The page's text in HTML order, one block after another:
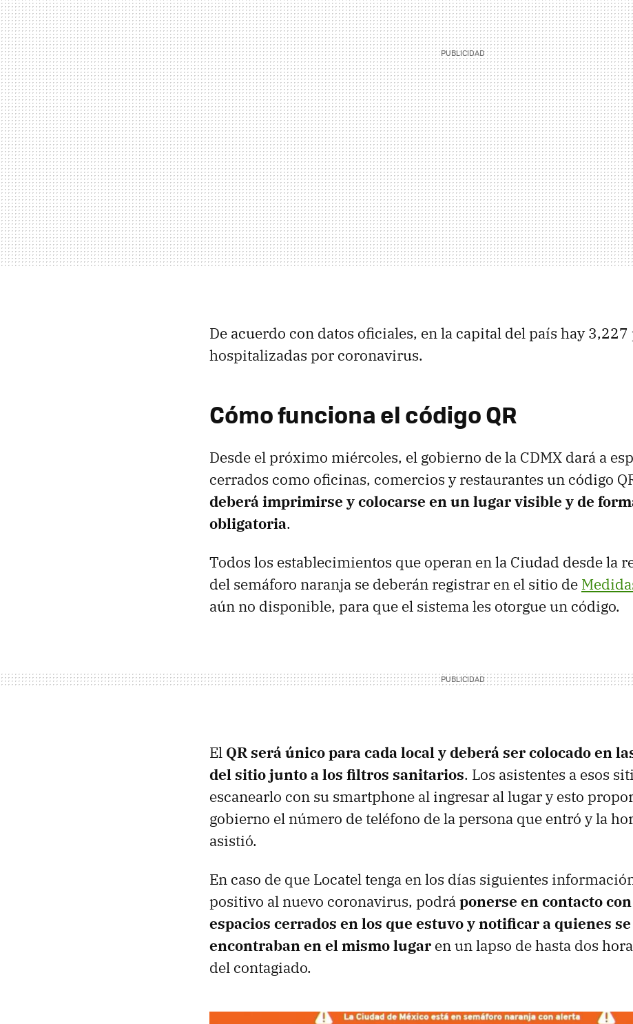
De acuerdo con datos oficiales, en la capital del país hay 3,227
hospitalizadas por coronavirus.
Cómo funciona el código QR
Desde el próximo miércoles, el gobierno de la CDMX dará a
cerrados como oficinas, comercios y restaurantes un código
deberá imprimirse y colocarse en un lugar visible y de
obligatoria.
Todos los establecimientos que operan en la Ciudad desde la
del semáforo naranja se deberán registrar en el sitio de
aún no disponible, para que el sistema les otorgue un código.
El QR será único para cada local y deberá ser colocado en
del sitio junto a los filtros sanitarios. Los asistentes a esos
escanearlo con su smartphone al ingresar al lugar y esto
gobierno el número de teléfono de la persona que entró y la
asistió.
En caso de que Locatel tenga en los días siguientes
positivo al nuevo coronavirus, podráponerse en contacto
espacios cerrados en los que estuvo y notificar a quienes se
encontraban en el mismo lugar en un lapso de hasta dos
del contagiado.